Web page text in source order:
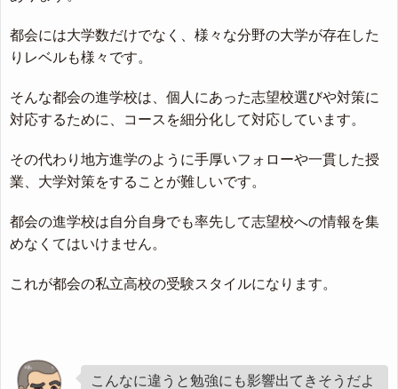
都会には大学数だけでなく、様々な分野の大学が存在した
りレベルも様々です。
そんな都会の進学校は、個人にあった志望校選びや対策に
対応するために、コースを細分化して対応しています。
その代わり地方進学のように手厚いフォローや一貫した授
業、大学対策をすることが難しいです。
都会の進学校は自分自身でも率先して志望校への情報を集
めなくてはいけません。
これが都会の私立高校の受験スタイルになります。
こんなに違うと勉強にも影響出てきそうだよ